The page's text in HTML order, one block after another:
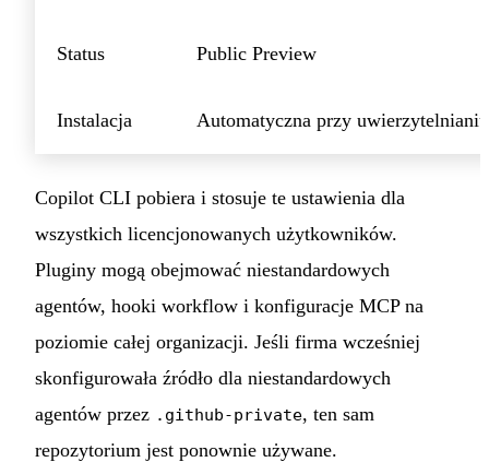
Status Public Preview
Instalacja Automatyczna przy uwierzytelnianiu
Copilot CLI pobiera i stosuje te ustawienia dla
wszystkich licencjonowanych użytkowników.
Pluginy mogą obejmować niestandardowych
agentów, hooki workflow i konfiguracje MCP na
poziomie całej organizacji. Jeśli firma wcześniej
skonfigurowała źródło dla niestandardowych
agentów przez .github-private, ten sam
repozytorium jest ponownie używane.